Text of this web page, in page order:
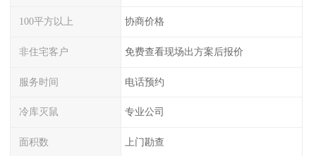
100平方以上 协商价格
非住宅客户 免费查看现场出方案后报价
服务时间 电话预约
冷库灭鼠 专业公司
面积数 上门勘查